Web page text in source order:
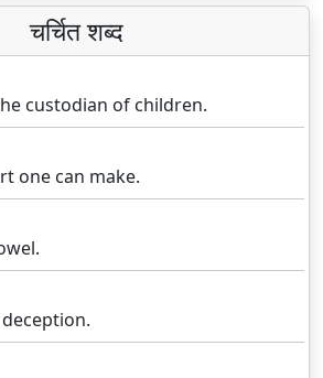
चर्चित शब्द
custodian of children.
one can make.